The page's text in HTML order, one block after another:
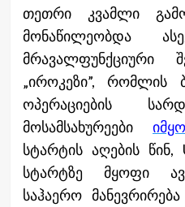
თეთრი კვამლი
მონაწილეობდა
მრავალფუნქციური
„იროკეზი”, რომლის
ოპერაციების
მოსამსახურეები
სტარტის აღების წინ,
სტარტზე მყოფი
საჰაერო